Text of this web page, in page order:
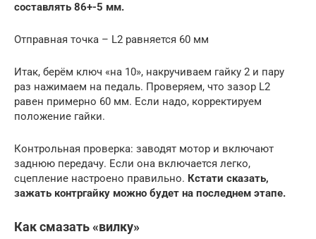
составлять 86+-5 мм.
Отправная точка – L2 равняется 60 мм
Итак, берём ключ «на 10», накручиваем гайку 2 и пару
раз нажимаем на педаль. Проверяем, что зазор L2
равен примерно 60 мм. Если надо, корректируем
положение гайки.
Контрольная проверка: заводят мотор и включают
заднюю передачу. Если она включается легко,
сцепление настроено правильно. Кстати сказать,
зажать контргайку можно будет на последнем этапе.
Как смазать «вилку»